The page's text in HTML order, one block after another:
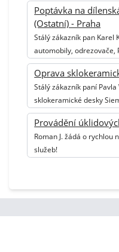
Poptávka na
(Ostatní) - Praha
Stálý zákazník pan Karel
automobily, odrezovače,
Oprava
Stálý zákazník paní
sklokeramické desky
Provádění
Roman J. žádá o rychlou
služeb!